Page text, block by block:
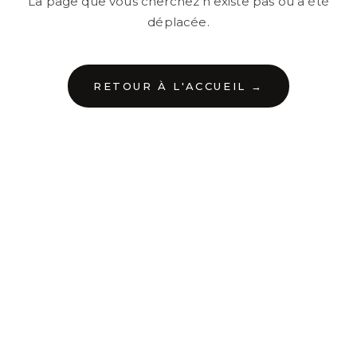
déplacée.
RETOUR À L'ACCUEIL →